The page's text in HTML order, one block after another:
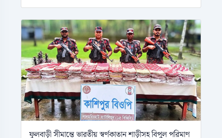
ফুলবাড়ী সীমান্তে ভারতীয় স্বর্ণকাতান শাড়ীসহ বিপুল পরিমাণ